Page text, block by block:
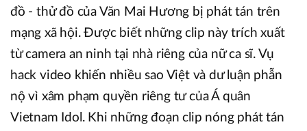
đồ - thử đồ của Văn Mai Hương bị phát tán trên
mạng xã hội. Được biết những clip này trích xuất
từ camera an ninh tại nhà riêng của nữ ca sĩ. Vụ
hack video khiến nhiều sao Việt và dư luận phẫn
nộ vì xâm phạm quyền riêng tư của Á quân
Vietnam Idol. Khi những đoạn clip nóng phát tán